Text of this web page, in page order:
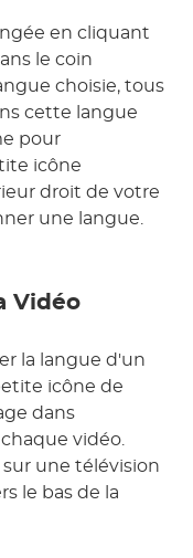
en cliquant
le coin
choisie, tous
cette langue
pour
icône
droit de votre
une langue.
Vidéo
la langue d'un
icône de
dans
vidéo.
une télévision
le bas de la